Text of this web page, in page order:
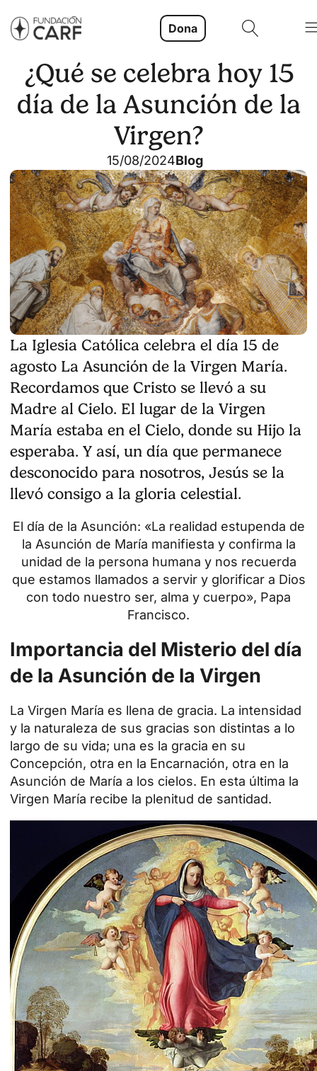
Dona
¿Qué se celebra hoy 15
día de la Asunción de la
Virgen?
15/08/2024Blog
La Iglesia Católica celebra el día 15 de
agosto La Asunción de la Virgen María.
Recordamos que Cristo se llevó a su
Madre al Cielo. El lugar de la Virgen
María estaba en el Cielo, donde su Hijo la
esperaba. Y así, un día que permanece
desconocido para nosotros, Jesús se la
llevó consigo a la gloria celestial.
El día de la Asunción: «La realidad estupenda de
la Asunción de María manifiesta y confirma la
unidad de la persona humana y nos recuerda
que estamos llamados a servir y glorificar a Dios
con todo nuestro ser, alma y cuerpo», Papa
Francisco.
Importancia del Misterio del día
de la Asunción de la Virgen
La Virgen María es llena de gracia. La intensidad
y la naturaleza de sus gracias son distintas a lo
largo de su vida; una es la gracia en su
Concepción, otra en la Encarnación, otra en la
Asunción de María a los cielos. En esta última la
Virgen María recibe la plenitud de santidad.